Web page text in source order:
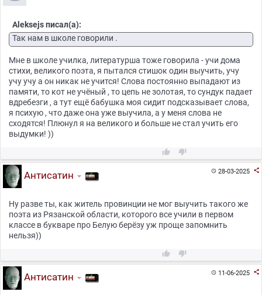
Aleksejs писал(а):
Так нам в школе говорили .
Мне в школе училка, литературша тоже говорила - учи дома
стихи, великого поэта, я пытался стишок один выучить, учу
учу учу а он никак не учится! Слова постоянно выпадают из
памяти, то кот не учёный , то цепь не золотая, то сундук падает
вдребезги , а тут ещё бабушка моя сидит подсказывает слова,
я психую , что даже она уже выучила, а у меня слова не
сходятся! Плюнул я на великого и больше не стал учить его
выдумки! ))
 
28-03-2025 
Антисатин
Ну разве ты, как житель провинции не мог выучить такого же
поэта из Рязанской области, которого все учили в первом
классе в букваре про Белую берёзу уж проще запомнить
нельзя))
 
11-06-2025 
Антисатин